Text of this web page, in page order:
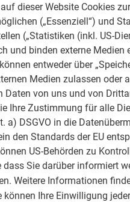
dieser Website Cookies
(„Essenziell“) und
(„Statistiken (inkl. US-
und binden externe Medien
entweder über
Medien zulassen oder
Daten von uns und von
Ihre Zustimmung für alle
a) DSGVO in die
den Standards der EU
US-Behörden zu
dass Sie darüber informiert
Weitere Informationen
können Ihre Einwilligung
denn sie
nicht Holz sein.
um die qualitativen
zu
langlebig
warmen